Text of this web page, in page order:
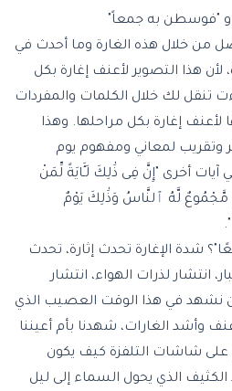
و "فوسطن به جمعاً"
من خلال هذه الغارة وما أحدث في
هذا التصوير لأعنف إغارة بكل
تنقل لك خلال الكلمات والمفردات
إغارة بكل مراحلها. وهذا
وتقريب لمعاني ومفهوم يوم
آيات أخرى "إِنَّ فِى ذَٰلِكَ لَـَٔايَةً لِّمَنْ
مَّجْمُوعٌ لَّهُ ٱلنَّاسُ وَذَٰلِكَ يَوْمٌ
شدة الإغارة تحدث إثارة، تحدث
انتشار لذرات الهواء، انتشار
نشهد في هذا الوقت العصيب الذي
وأشد الغارات، شهدنا بأم أعيننا
شاشات التلفزة كيف يكون
الكثيف الذي يحول السماء إلى ليل